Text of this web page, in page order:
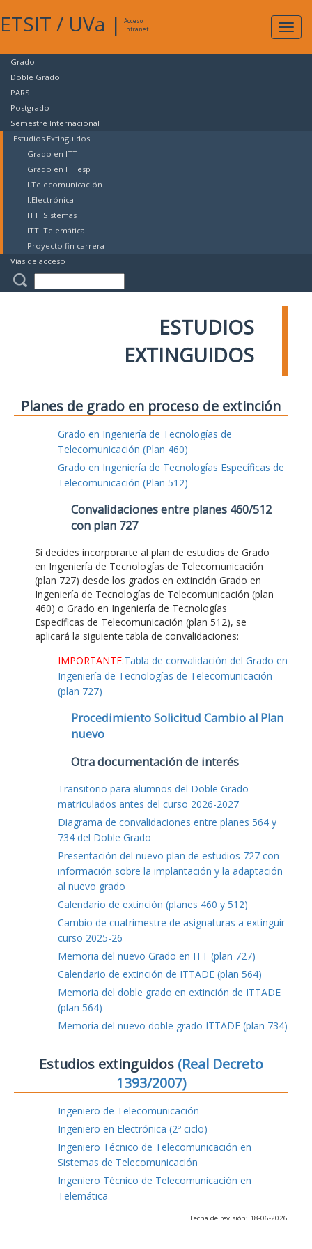
ETSIT / UVa |
Acceso
Intranet
Grado
Doble Grado
PARS
Postgrado
Semestre Internacional
Estudios Extinguidos
Grado en ITT
Grado en ITTesp
I.Telecomunicación
I.Electrónica
ITT: Sistemas
ITT: Telemática
Proyecto fin carrera
Vías de acceso
ESTUDIOS
EXTINGUIDOS
Planes de grado en proceso de extinción
Grado en Ingeniería de Tecnologías de
Telecomunicación (Plan 460)
Grado en Ingeniería de Tecnologías Específicas de
Telecomunicación (Plan 512)
Convalidaciones entre planes 460/512
con plan 727
Si decides incorporarte al plan de estudios de Grado
en Ingeniería de Tecnologías de Telecomunicación
(plan 727) desde los grados en extinción Grado en
Ingeniería de Tecnologías de Telecomunicación (plan
460) o Grado en Ingeniería de Tecnologías
Específicas de Telecomunicación (plan 512), se
aplicará la siguiente tabla de convalidaciones:
IMPORTANTE:Tabla de convalidación del Grado en
Ingeniería de Tecnologías de Telecomunicación
(plan 727)
Procedimiento Solicitud Cambio al Plan
nuevo
Otra documentación de interés
Transitorio para alumnos del Doble Grado
matriculados antes del curso 2026-2027
Diagrama de convalidaciones entre planes 564 y
734 del Doble Grado
Presentación del nuevo plan de estudios 727 con
información sobre la implantación y la adaptación
al nuevo grado
Calendario de extinción (planes 460 y 512)
Cambio de cuatrimestre de asignaturas a extinguir
curso 2025-26
Memoria del nuevo Grado en ITT (plan 727)
Calendario de extinción de ITTADE (plan 564)
Memoria del doble grado en extinción de ITTADE
(plan 564)
Memoria del nuevo doble grado ITTADE (plan 734)
Estudios extinguidos (Real Decreto
1393/2007)
Ingeniero de Telecomunicación
Ingeniero en Electrónica (2º ciclo)
Ingeniero Técnico de Telecomunicación en
Sistemas de Telecomunicación
Ingeniero Técnico de Telecomunicación en
Telemática
Fecha de revisión: 18-06-2026